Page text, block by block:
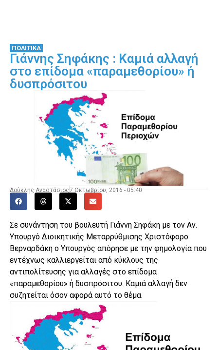
ΠΟΛΙΤΙΚΑ
Γιάννης Σηφάκης : Καμιά αλλαγή
στο επίδομα «παραμεθορίου» ή
δυσπρόσιτου
Δούκλης Αναστάσιος7 Οκτωβρίου, 2016 - 05:40
Σε συνάντηση του βουλευτή Γιάννη Σηφάκη με τον Αν.
Υπουργό Διοικητικής Μεταρρύθμισης Χριστόφορο
Βερναρδάκη ο Υπουργός απόρησε με την φημολογία που
εντέχνως καλλιεργείται από κύκλους της
αντιπολίτευσης για αλλαγές στο επίδομα
«παραμεθορίου» ή δυσπρόσιτου. Καμιά αλλαγή δεν
συζητείται όσον αφορά αυτό το θέμα.